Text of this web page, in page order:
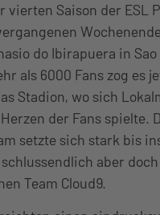
vierten Saison der ESL
do Ibirapuera in Sao
als 6000 Fans zog es
Stadion, wo sich
der Fans spielte.
setzte sich stark bis
aber
Team Cloud9.